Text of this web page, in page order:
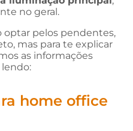
no geral.
optar pelos pendentes,
mas para te explicar
as informações
home office